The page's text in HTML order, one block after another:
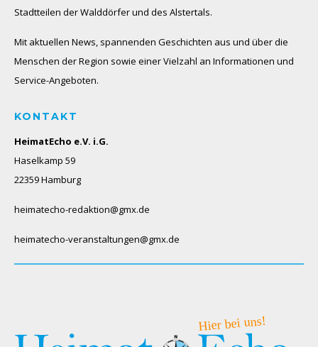
Stadtteilen der Walddörfer und des Alstertals.
Mit aktuellen News, spannenden Geschichten aus und über die
Menschen der Region sowie einer Vielzahl an Informationen und
Service-Angeboten.
KONTAKT
HeimatEcho e.V. i.G.
Haselkamp 59
22359 Hamburg
heimatecho-redaktion@gmx.de
heimatecho-veranstaltungen@gmx.de